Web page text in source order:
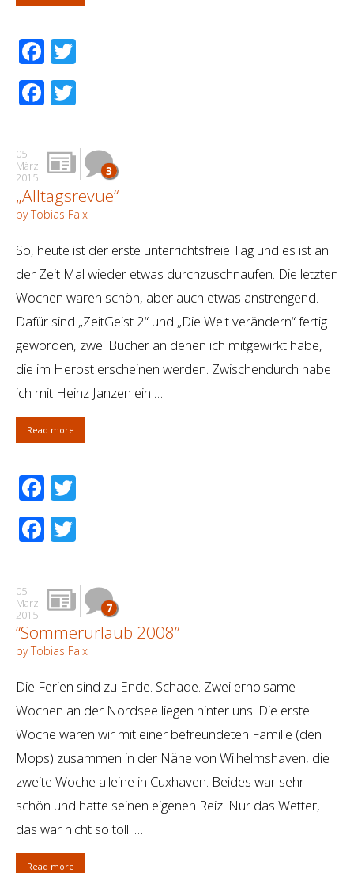
Facebook
Facebook
05
März
2015
3
„Alltagsrevue“
by Tobias Faix
So, heute ist der erste unterrichtsfreie Tag und es ist an
der Zeit Mal wieder etwas durchzuschnaufen. Die letzten
Wochen waren schön, aber auch etwas anstrengend.
Dafür sind „ZeitGeist 2“ und „Die Welt verändern“ fertig
geworden, zwei Bücher an denen ich mitgewirkt habe,
die im Herbst erscheinen werden. Zwischendurch habe
ich mit Heinz Janzen ein …
Read more
Facebook
Facebook
05
März
2015
7
“Sommerurlaub 2008”
by Tobias Faix
Die Ferien sind zu Ende. Schade. Zwei erholsame
Wochen an der Nordsee liegen hinter uns. Die erste
Woche waren wir mit einer befreundeten Familie (den
Mops) zusammen in der Nähe von Wilhelmshaven, die
zweite Woche alleine in Cuxhaven. Beides war sehr
schön und hatte seinen eigenen Reiz. Nur das Wetter,
das war nicht so toll. …
Read more